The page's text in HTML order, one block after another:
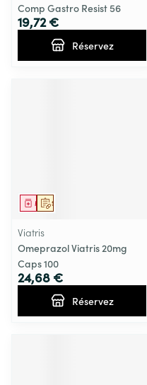
Comp Gastro Resist 56
19,72 €
Réservez
Sur prescription
Médicament
Viatris
Omeprazol Viatris 20mg
Caps 100
24,68 €
Réservez